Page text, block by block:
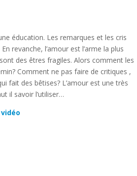
éducation. Les remarques et les cris
revanche, l’amour est l’arme la plus
des êtres fragiles. Alors comment les
Comment ne pas faire de critiques ,
fait des bêtises? L’amour est une très
il savoir l’utiliser…